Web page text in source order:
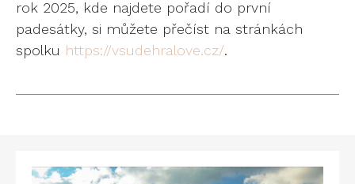
rok 2025, kde najdete pořadí do první
padesátky, si můžete přečíst na stránkách
spolku https://vsudehralove.cz/.